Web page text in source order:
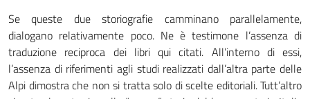
Se queste due storiografie camminano parallelamente,
dialogano relativamente poco. Ne è testimone l’assenza di
traduzione reciproca dei libri qui citati. All’interno di essi,
l’assenza di riferimenti agli studi realizzati dall’altra parte delle
Alpi dimostra che non si tratta solo di scelte editoriali. Tutt’altro